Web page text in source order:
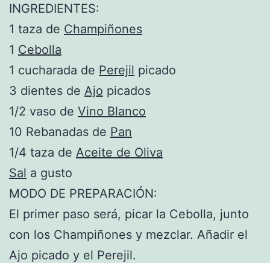
INGREDIENTES:
1 taza de Champiñones
1 Cebolla
1 cucharada de Perejil picado
3 dientes de Ajo picados
1/2 vaso de Vino Blanco
10 Rebanadas de Pan
1/4 taza de Aceite de Oliva
Sal a gusto
MODO DE PREPARACIÓN:
El primer paso será, picar la Cebolla, junto
con los Champiñones y mezclar. Añadir el
Ajo picado y el Perejil.